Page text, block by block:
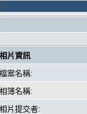
相片資訊
檔案名稱:
相簿名稱:
相片提交者: